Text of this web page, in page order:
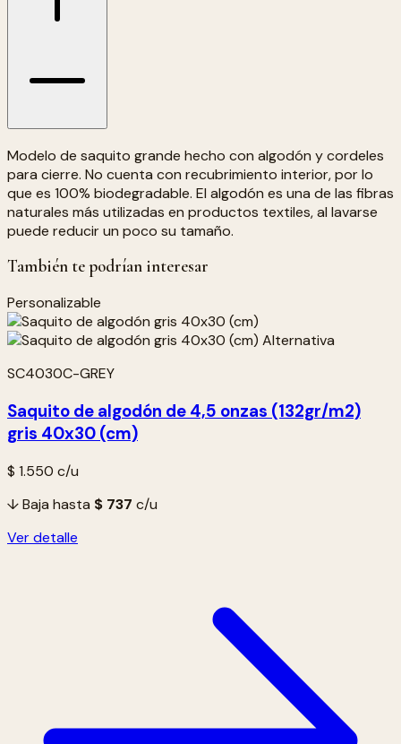
Modelo de saquito grande hecho con algodón y cordeles
para cierre. No cuenta con recubrimiento interior, por lo
que es 100% biodegradable. El algodón es una de las fibras
naturales más utilizadas en productos textiles, al lavarse
puede reducir un poco su tamaño.
También te podrían interesar
Personalizable
SC4030C-GREY
Saquito de algodón de 4,5 onzas (132gr/m2)
gris 40x30 (cm)
$ 1.550 c/u
↓ Baja hasta $ 737 c/u
Ver detalle